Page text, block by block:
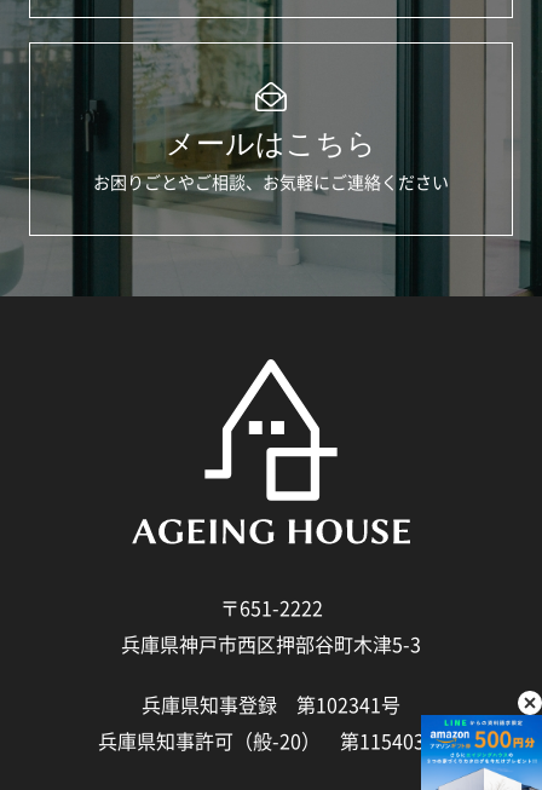
メールはこちら
お困りごとやご相談、お気軽にご連絡ください
兵庫県知事登録 第102341号
兵庫県知事許可（般-20） 第115403号
〒651-2222
兵庫県神戸市西区押部谷町木津5-3